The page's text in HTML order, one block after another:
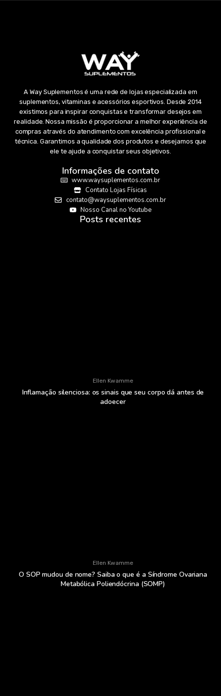
A Way Suplementos é uma rede de lojas especializada em
suplementos, vitaminas e acessórios esportivos. Desde 2014
existimos para inspirar conquistas e transformar desejos em
realidade. Nossa missão é proporcionar a melhor experiência de
compras através do atendimento com excelência profissional e
técnica. Garantimos a qualidade dos produtos e desejamos que
ele te ajude a conquistar seus objetivos.
Informações de contato
www.waysuplementos.com.br
Contato Lojas Físicas
contato@waysuplementos.com.br
Nosso Canal no Youtube
Posts recentes
Ellen Kwamme
Inflamação silenciosa: os sinais que seu corpo dá antes de
adoecer
Ellen Kwamme
O SOP mudou de nome? Saiba o que é a Síndrome Ovariana
Metabólica Poliendócrina (SOMP)